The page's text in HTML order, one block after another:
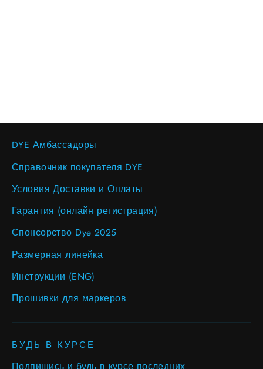
DYE Амбассадоры
Справочник покупателя DYE
Условия Доставки и Оплаты
Гарантия (онлайн регистрация)
Спонсорство Dye 2025
Размерная линейка
Инструкции (ENG)
Прошивки для маркеров
БУДЬ В КУРСЕ